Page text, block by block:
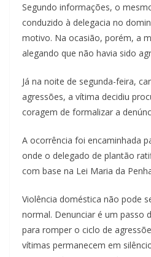
Segundo informações, o
conduzido à delegacia no
motivo. Na ocasião, porém, a
alegando que não havia sido
Já na noite de segunda-feira,
agressões, a vítima decidiu
coragem de formalizar a
A ocorrência foi encaminhada
onde o delegado de plantão
com base na Lei Maria da
Violência doméstica não pode
normal. Denunciar é um passo
para romper o ciclo de
vítimas permanecem em